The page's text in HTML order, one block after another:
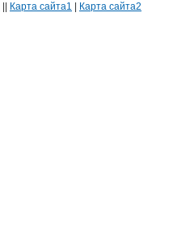
Карта сайта1
Карта сайта2